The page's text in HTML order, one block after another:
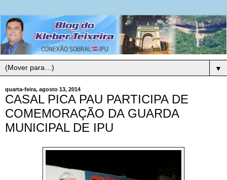
▼
quarta-feira, agosto 13, 2014
CASAL PICA PAU PARTICIPA DE
COMEMORAÇÃO DA GUARDA
MUNICIPAL DE IPU